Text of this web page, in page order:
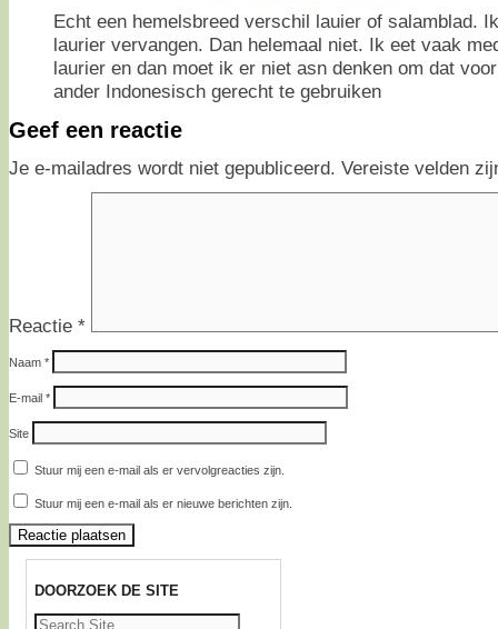
Echt een hemelsbreed verschil lauier of salamblad.
laurier vervangen. Dan helemaal niet. Ik eet vaak
laurier en dan moet ik er niet asn denken om dat
ander Indonesisch gerecht te gebruiken
Geef een reactie
Je e-mailadres wordt niet gepubliceerd. Vereiste velden
Reactie *
Naam *
E-mail *
Site
Stuur mij een e-mail als er vervolgreacties zijn.
Stuur mij een e-mail als er nieuwe berichten zijn.
DOORZOEK DE SITE
Zoeken